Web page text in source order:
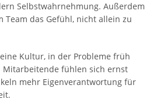
Selbstwahrnehmung. Außerdem
Team das Gefühl, nicht allein zu
Kultur, in der Probleme früh
Mitarbeitende fühlen sich ernst
mehr Eigenverantwortung für